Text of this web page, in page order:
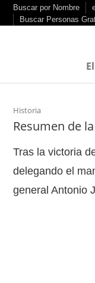
k
Buscar por Nombre
Buscar Personas
Historia
Resumen de
Tras la victoria
delegando el
general Antonio